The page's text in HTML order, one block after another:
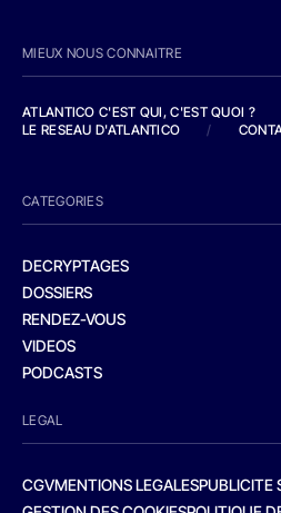
MIEUX NOUS CONNAITRE
ATLANTICO C'EST QUI, C'EST QUOI ?
LE RESEAU D'ATLANTICO
/
CATEGORIES
DECRYPTAGES
DOSSIERS
RENDEZ-VOUS
VIDEOS
PODCASTS
LEGAL
CGVMENTIONS LEGALESPUBLICITE